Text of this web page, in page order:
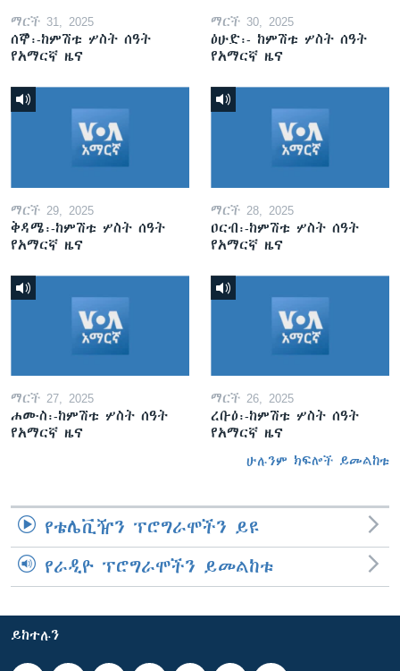
ማርች 31, 2025
ሰኞ፡-ከምሽቱ ሦስት ሰዓት
የአማርኛ ዜና
ማርች 30, 2025
ዕሁድ፡- ከምሽቱ ሦስት ሰዓት
የአማርኛ ዜና
ማርች 29, 2025
ቅዳሜ፡-ከምሽቱ ሦስት ሰዓት
የአማርኛ ዜና
ማርች 28, 2025
ዐርብ፡-ከምሽቱ ሦስት ሰዓት
የአማርኛ ዜና
ማርች 27, 2025
ሐሙስ፡-ከምሽቱ ሦስት ሰዓት
የአማርኛ ዜና
ማርች 26, 2025
ረቡዕ፡-ከምሽቱ ሦስት ሰዓት
የአማርኛ ዜና
ሁሉንም ክፍሎች ይመልከቱ
የቴሌቪዥን ፕሮግራሞችን ይዩ
የራዲዮ ፕሮግራሞችን ይመልከቱ
ይከተሉን